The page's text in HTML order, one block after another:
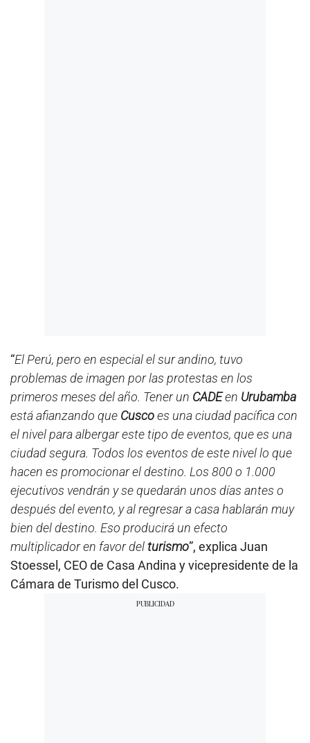
“El Perú, pero en especial el sur andino, tuvo
problemas de imagen por las protestas en los
primeros meses del año. Tener un CADEen Urubamba
está afianzando que Cuscoes una ciudad pacífica con
el nivel para albergar este tipo de eventos, que es una
ciudad segura. Todos los eventos de este nivel lo que
hacen es promocionar el destino. Los 800 o 1.000
ejecutivos vendrán y se quedarán unos días antes o
después del evento, y al regresar a casa hablarán muy
bien del destino. Eso producirá un efecto
multiplicador en favor delturismo”, explica Juan
Stoessel, CEO de Casa Andina y vicepresidente de la
Cámara de Turismo del Cusco.